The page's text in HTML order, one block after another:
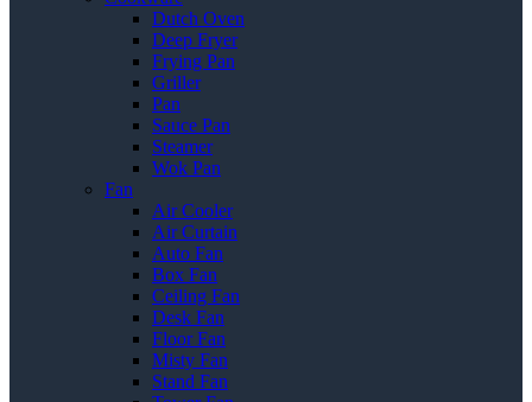
Dutch Oven
Deep Fryer
Frying Pan
Griller
Pan
Sauce Pan
Steamer
Wok Pan
Fan
Air Cooler
Air Curtain
Auto Fan
Box Fan
Ceiling Fan
Desk Fan
Floor Fan
Misty Fan
Stand Fan